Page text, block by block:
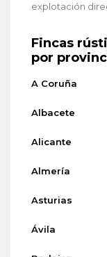
explotación
Fincas
por
A Coruña
Albacete
Alicante
Almería
Asturias
Ávila